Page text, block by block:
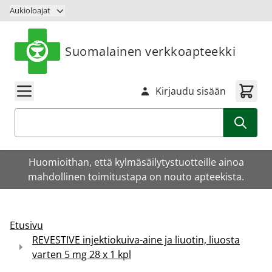
Siirry sisältöön
Aukioloajat
Suomalainen verkkoapteekki
Kirjaudu sisään
Huomioithan, että kylmäsäilytystuotteille ainoa
mahdollinen toimitustapa on nouto apteekista.
Etusivu
REVESTIVE injektiokuiva-aine ja liuotin, liuosta
varten 5 mg 28 x 1 kpl